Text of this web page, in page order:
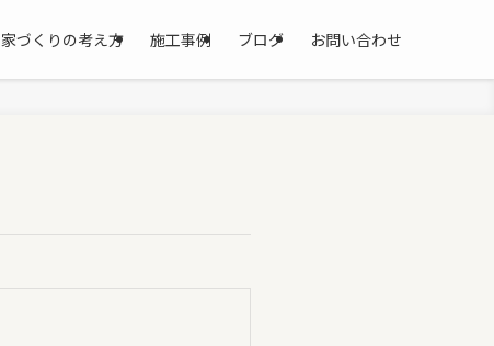
家づくりの考え方 施工事例 ブログ お問い合わせ